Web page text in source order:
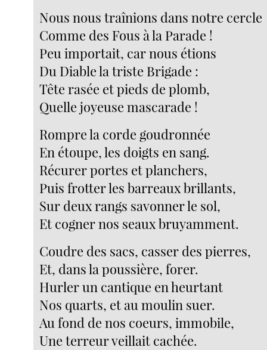
Nous nous traînions dans notre cercle
Comme des Fous à la Parade !
Peu importait, car nous étions
Du Diable la triste Brigade :
Tête rasée et pieds de plomb,
Quelle joyeuse mascarade !
Rompre la corde goudronnée
En étoupe, les doigts en sang.
Récurer portes et planchers,
Puis frotter les barreaux brillants,
Sur deux rangs savonner le sol,
Et cogner nos seaux bruyamment.
Coudre des sacs, casser des pierres,
Et, dans la poussière, forer.
Hurler un cantique en heurtant
Nos quarts, et au moulin suer.
Au fond de nos coeurs, immobile,
Une terreur veillait cachée.